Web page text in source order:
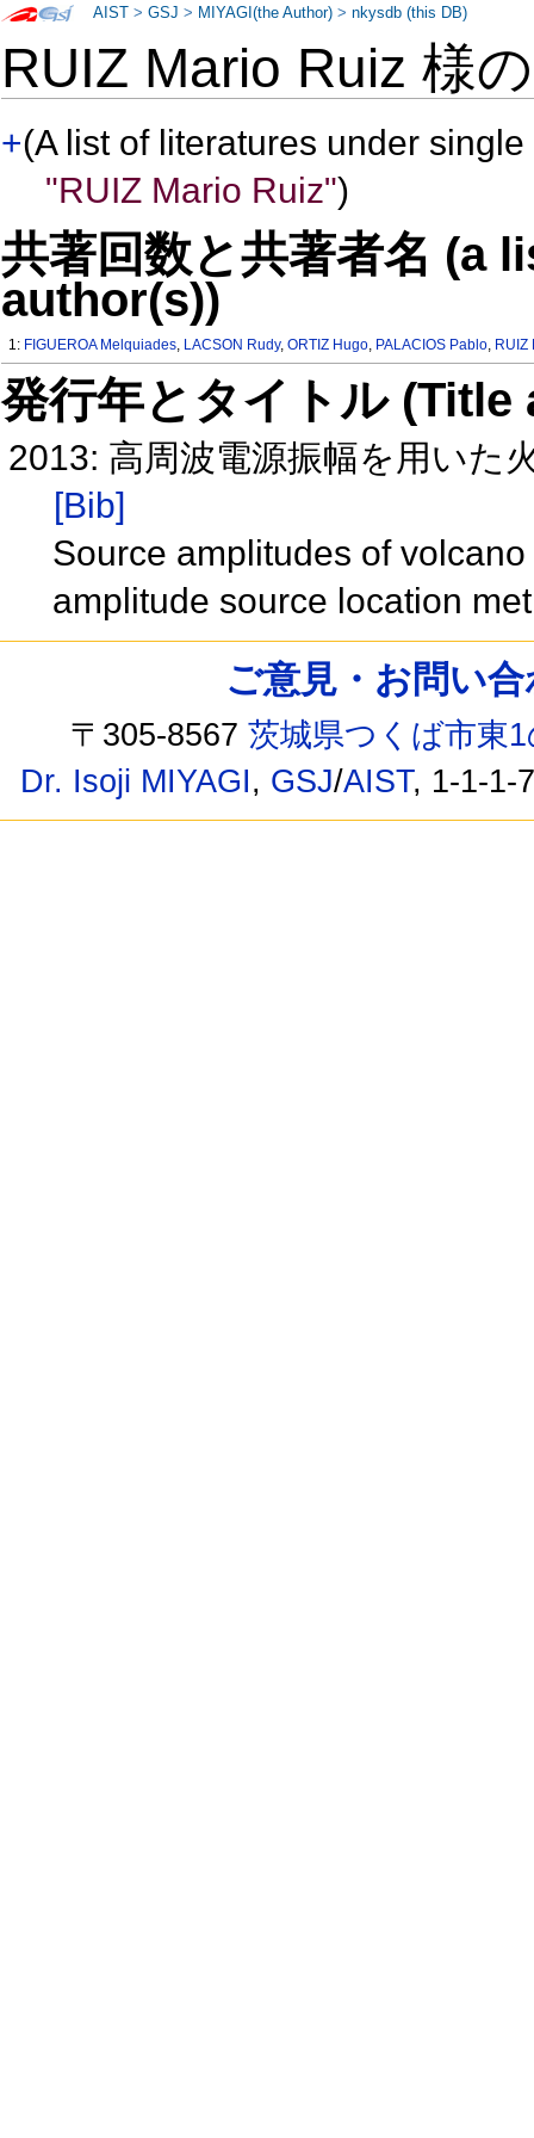
RUIZ Mario Ruiz 様
+(A list of literatures under
"RUIZ Mario Ruiz")
共著回数と共著者名 (a
author(s))
1: FIGUEROA Melquiades, LACSON Rudy,ORTIZ Hugo, PALACIOS Pablo, RUIZ
発行年とタイトル
2013: 高周波電源振幅を用いた
[Bib]
Source amplitudes of
amplitude source location
AIST >GSJ > MIYAGI(the Author) >nkysdb (this DB)
ご意見・お問い
〒305-8567茨城県つくば市東
Dr. Isoji MIYAGI, GSJ/AIST, 1-1-1-